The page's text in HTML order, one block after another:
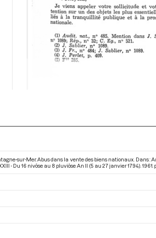
sur-Mer. Abus dans la vente des biens nationaux. Dans
- Du 16 nivôse au 8 pluviôse An II (5 au 27 janvier 1794) . 1961.